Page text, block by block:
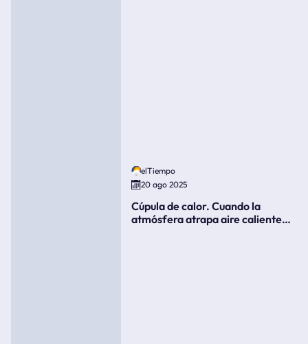
elTiempo
20 ago 2025
Cúpula de calor. Cuando la
atmósfera atrapa aire caliente